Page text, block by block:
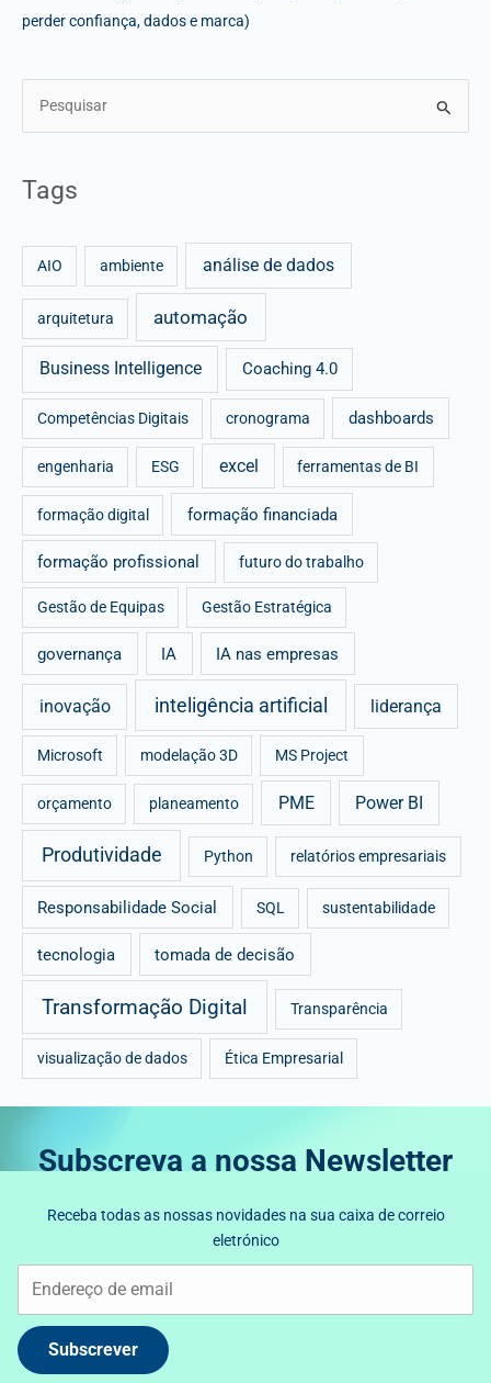
perder confiança, dados e marca)
f
Tags
AIO ambiente análise de dados
arquitetura automação
Business Intelligence Coaching 4.0
Competências Digitais cronograma dashboards
engenharia ESG excel ferramentas de BI
formação digital formação financiada
formação profissional futuro do trabalho
Gestão de Equipas Gestão Estratégica
governança IA IA nas empresas
inovação inteligência artificial liderança
Microsoft modelação 3D MS Project
orçamento planeamento PME Power BI
Produtividade Python relatórios empresariais
Responsabilidade Social SQL sustentabilidade
tecnologia tomada de decisão
Transformação Digital Transparência
visualização de dados Ética Empresarial
Subscreva a nossa Newsletter
Receba todas as nossas novidades na sua caixa de correio
eletrónico
Subscrever